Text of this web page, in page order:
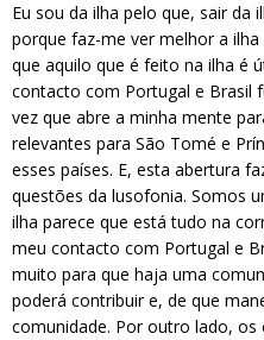
Eu sou da ilha pelo que, sair da
porque faz-me ver melhor a
que aquilo que é feito na ilha é
contacto com Portugal e Brasil
vez que abre a minha mente
relevantes para São Tomé e
esses países. E, esta abertura
questões da lusofonia. Somos
ilha parece que está tudo na
meu contacto com Portugal e
muito para que haja uma
poderá contribuir e, de que
comunidade. Por outro lado,